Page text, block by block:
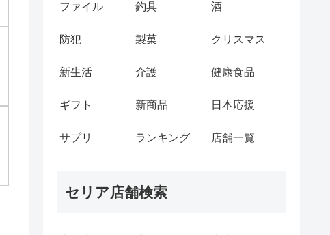
ファイル 釣具 酒
防犯 製菓 クリスマス
新生活 介護 健康食品
ギフト 新商品 日本応援
サプリ ランキング 店舗一覧
セリア店舗検索